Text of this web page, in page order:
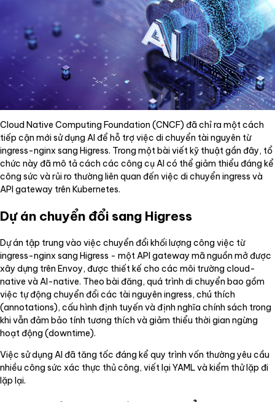
Cloud Native Computing Foundation (CNCF) đã chỉ ra một cách
tiếp cận mới sử dụng AI để hỗ trợ việc di chuyển tài nguyên từ
ingress-nginx sang Higress. Trong một bài viết kỹ thuật gần đây, tổ
chức này đã mô tả cách các công cụ AI có thể giảm thiểu đáng kể
công sức và rủi ro thường liên quan đến việc di chuyển ingress và
API gateway trên Kubernetes.
Dự án chuyển đổi sang Higress
Dự án tập trung vào việc chuyển đổi khối lượng công việc từ
ingress-nginx sang Higress - một API gateway mã nguồn mở được
xây dựng trên Envoy, được thiết kế cho các môi trường cloud-
native và AI-native. Theo bài đăng, quá trình di chuyển bao gồm
việc tự động chuyển đổi các tài nguyên ingress, chú thích
(annotations), cấu hình định tuyến và định nghĩa chính sách trong
khi vẫn đảm bảo tính tương thích và giảm thiểu thời gian ngừng
hoạt động (downtime).
Việc sử dụng AI đã tăng tốc đáng kể quy trình vốn thường yêu cầu
nhiều công sức xác thực thủ công, viết lại YAML và kiểm thử lặp đi
lặp lại.